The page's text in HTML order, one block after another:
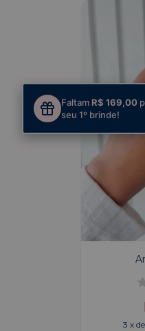
3 x de
FaltamR$ 169,00
seu 1º brinde!